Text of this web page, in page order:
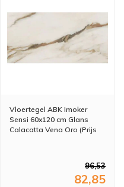
Vloertegel ABK Imoker
Sensi 60x120 cm Glans
Calacatta Vena Oro (Prijs
96,53
82,85